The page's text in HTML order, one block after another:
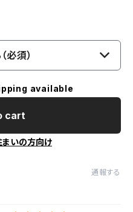
必須）
available
cart
いの方向け
通報する